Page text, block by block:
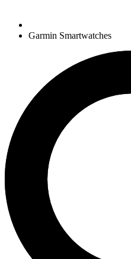
Garmin Smartwatches